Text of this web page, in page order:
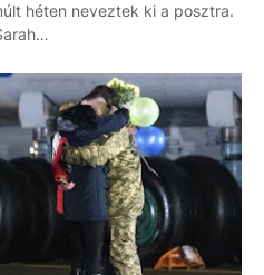
héten neveztek ki a posztra.